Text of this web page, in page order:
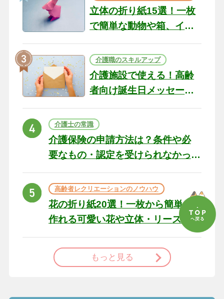
立体の折り紙15選！一枚
で簡単な動物や箱、イン
テリアになる作品まで
介護職のスキルアップ
介護施設で使える！高齢
者向け誕生日メッセージ
の例文と書き方のポイン
ト
介護士の常識
介護保険の申請方法は？条件や必
要なもの・認定を受けられなかっ
た場合の対処法
高齢者レクリエーションのノウハウ
花の折り紙20選！一枚から簡単に
作れる可愛い花や立体・リースま
で
もっと見る